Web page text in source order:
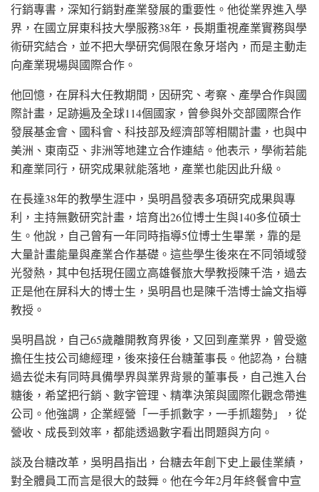
行銷專書，深知行銷對產業發展的重要性。他從業界進入學
界，在國立屏東科技大學服務38年，長期重視產業實務與學
術研究結合，並不把大學研究侷限在象牙塔內，而是主動走
向產業現場與國際合作。
他回憶，在屏科大任教期間，因研究、考察、產學合作與國
際計畫，足跡遍及全球114個國家，曾參與外交部國際合作
發展基金會、國科會、科技部及經濟部等相關計畫，也與中
美洲、東南亞、非洲等地建立合作連結。他表示，學術若能
和產業同行，研究成果就能落地，產業也能因此升級。
在長達38年的教學生涯中，吳明昌發表多項研究成果與專
利，主持無數研究計畫，培育出26位博士生與140多位碩士
生。他說，自己曾有一年同時指導5位博士生畢業，靠的是
大量計畫能量與產業合作基礎。這些學生後來在不同領域發
光發熱，其中包括現任國立高雄餐旅大學教授陳千浩，過去
正是他在屏科大的博士生，吳明昌也是陳千浩博士論文指導
教授。
吳明昌說，自己65歲離開教育界後，又回到產業界，曾受邀
擔任生技公司總經理，後來接任台糖董事長。他認為，台糖
過去從未有同時具備學界與業界背景的董事長，自己進入台
糖後，希望把行銷、數字管理、精準決策與國際化觀念帶進
公司。他強調，企業經營「一手抓數字，一手抓趨勢」，從
營收、成長到效率，都能透過數字看出問題與方向。
談及台糖改革，吳明昌指出，台糖去年創下史上最佳業績，
對全體員工而言是很大的鼓舞。他在今年2月年終餐會中宣